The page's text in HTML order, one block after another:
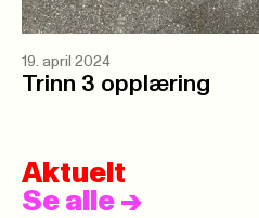
19. april 2024
Trinn 3 opplæring
Aktuelt
Se alle ->